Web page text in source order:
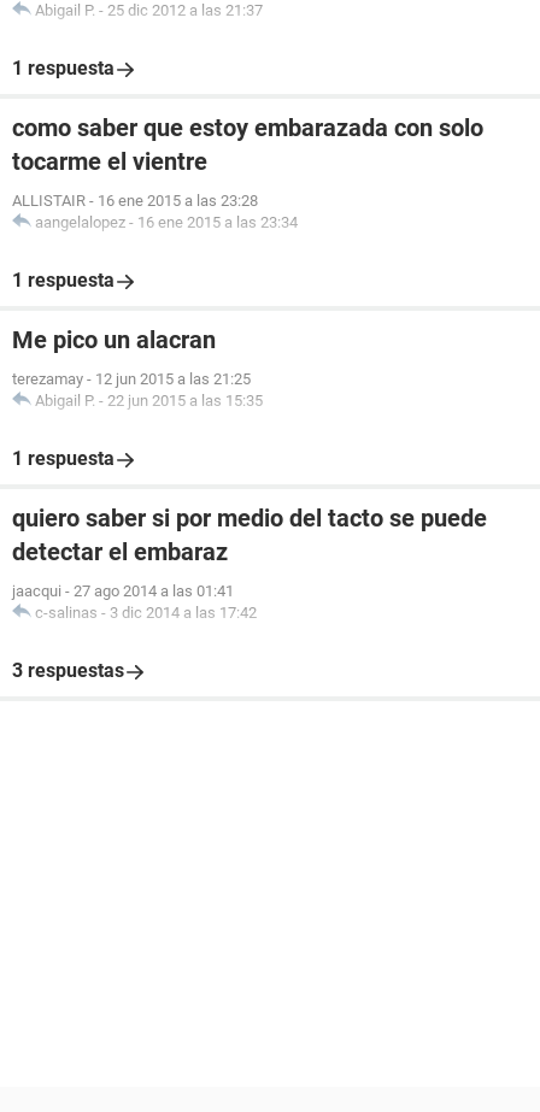
Abigail P. - 25 dic 2012 a las 21:37
1 respuesta
como saber que estoy embarazada con solo
tocarme el vientre
ALLISTAIR - 16 ene 2015 a las 23:28
aangelalopez - 16 ene 2015 a las 23:34
1 respuesta
Me pico un alacran
terezamay - 12 jun 2015 a las 21:25
Abigail P. - 22 jun 2015 a las 15:35
1 respuesta
quiero saber si por medio del tacto se puede
detectar el embaraz
jaacqui - 27 ago 2014 a las 01:41
c-salinas - 3 dic 2014 a las 17:42
3 respuestas